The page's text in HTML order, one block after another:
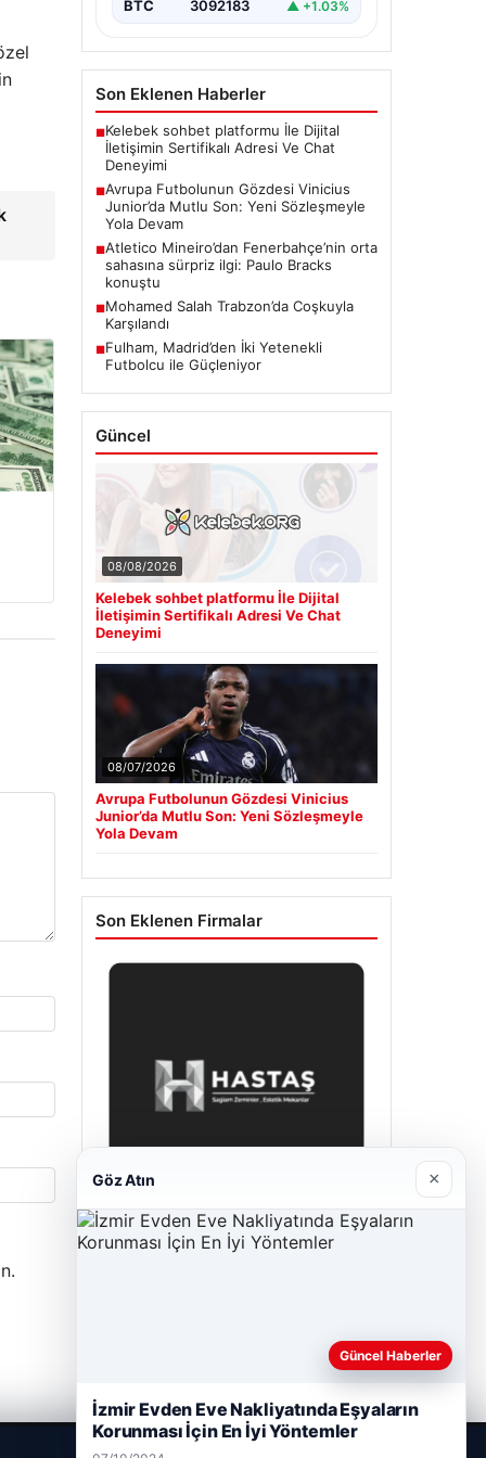
BTC 3092183 ▲ +1.03%
Son Eklenen Haberler
■Kelebek sohbet platformu İle Dijital
İletişimin Sertifikalı Adresi Ve Chat
Deneyimi
■Avrupa Futbolunun Gözdesi Vinicius
Junior’da Mutlu Son: Yeni Sözleşmeyle
Yola Devam
■Atletico Mineiro’dan Fenerbahçe’nin orta
sahasına sürpriz ilgi: Paulo Bracks
konuştu
■Mohamed Salah Trabzon’da Coşkuyla
Karşılandı
■Fulham, Madrid’den İki Yetenekli
Futbolcu ile Güçleniyor
Güncel
08/08/2026
Kelebek sohbet platformu İle Dijital
İletişimin Sertifikalı Adresi Ve Chat
Deneyimi
08/07/2026
Avrupa Futbolunun Gözdesi Vinicius
Junior’da Mutlu Son: Yeni Sözleşmeyle
Yola Devam
Son Eklenen Firmalar
Hastaş Beton
Göz Atın ×
Güncel Haberler
İzmir Evden Eve Nakliyatında Eşyaların
Korunması İçin En İyi Yöntemler